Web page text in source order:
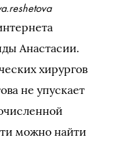
Анастасии.
хирургов
не упускает
можно найти